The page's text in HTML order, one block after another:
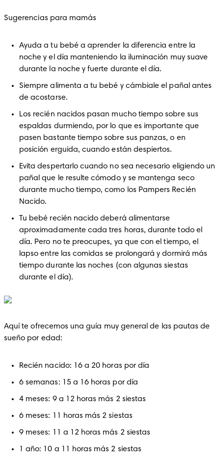
Sugerencias para mamás
Ayuda a tu bebé a aprender la diferencia entre la
noche y el día manteniendo la iluminación muy suave
durante la noche y fuerte durante el día.
Siempre alimenta a tu bebé y cámbiale el pañal antes
de acostarse.
Los recién nacidos pasan mucho tiempo sobre sus
espaldas durmiendo, por lo que es importante que
pasen bastante tiempo sobre sus panzas, o en
posición erguida, cuando están despiertos.
Evita despertarlo cuando no sea necesario eligiendo un
pañal que le resulte cómodo y se mantenga seco
durante mucho tiempo, como los Pampers Recién
Nacido.
Tu bebé recién nacido deberá alimentarse
aproximadamente cada tres horas, durante todo el
día. Pero no te preocupes, ya que con el tiempo, el
lapso entre las comidas se prolongará y dormirá más
tiempo durante las noches (con algunas siestas
durante el día).
Aquí te ofrecemos una guía muy general de las pautas de
sueño por edad:
Recién nacido: 16 a 20 horas por día
6 semanas: 15 a 16 horas por día
4 meses: 9 a 12 horas más 2 siestas
6 meses: 11 horas más 2 siestas
9 meses: 11 a 12 horas más 2 siestas
1 año: 10 a 11 horas más 2 siestas